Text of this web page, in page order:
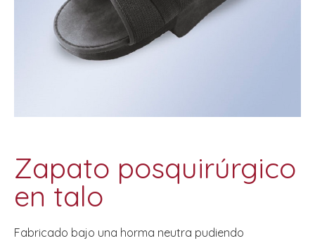
Zapato posquirúrgico
en talo
Fabricado bajo una horma neutra pudiendo